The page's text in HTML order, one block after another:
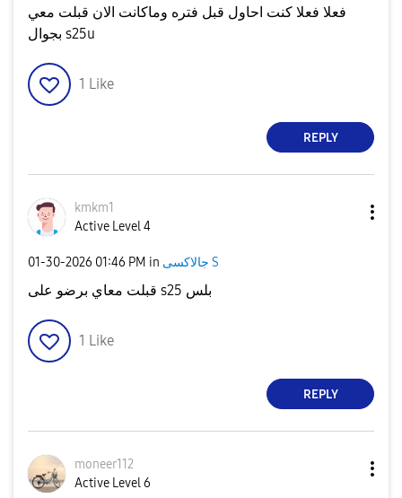
فعلا فعلا كنت احاول قبل فتره وماكانت الان قبلت معي
بجوال s25u
1 Like
REPLY
kmkm1
Active Level 4
‎01-30-2026 01:46 PM in جالاكسى S
قبلت معاي برضو على s25 بلس
1 Like
REPLY
moneer112
Active Level 6